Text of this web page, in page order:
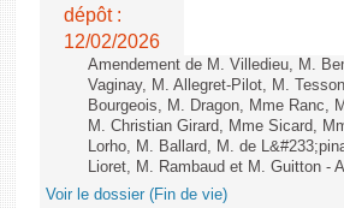
dépôt :
12/02/2026
Amendement de M. Villedieu, M.
Vaginay, M. Allegret-Pilot, M.
Bourgeois, M. Dragon, Mme Ranc,
M. Christian Girard, Mme Sicard,
Lorho, M. Ballard, M. de
Lioret, M. Rambaud et M. Guitton -
Voir le dossier (Fin de vie)